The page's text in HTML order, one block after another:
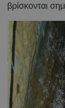
βρίσκονται